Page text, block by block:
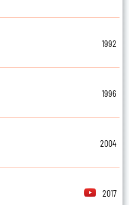
1992
1996
2004
2017